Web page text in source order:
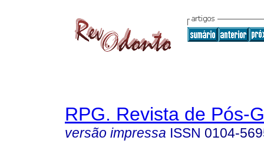
RPG. Revista de Pós-
versão impressa ISSN 0104-